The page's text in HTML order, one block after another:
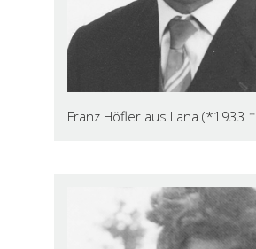
Franz Höfler aus Lana (*1933